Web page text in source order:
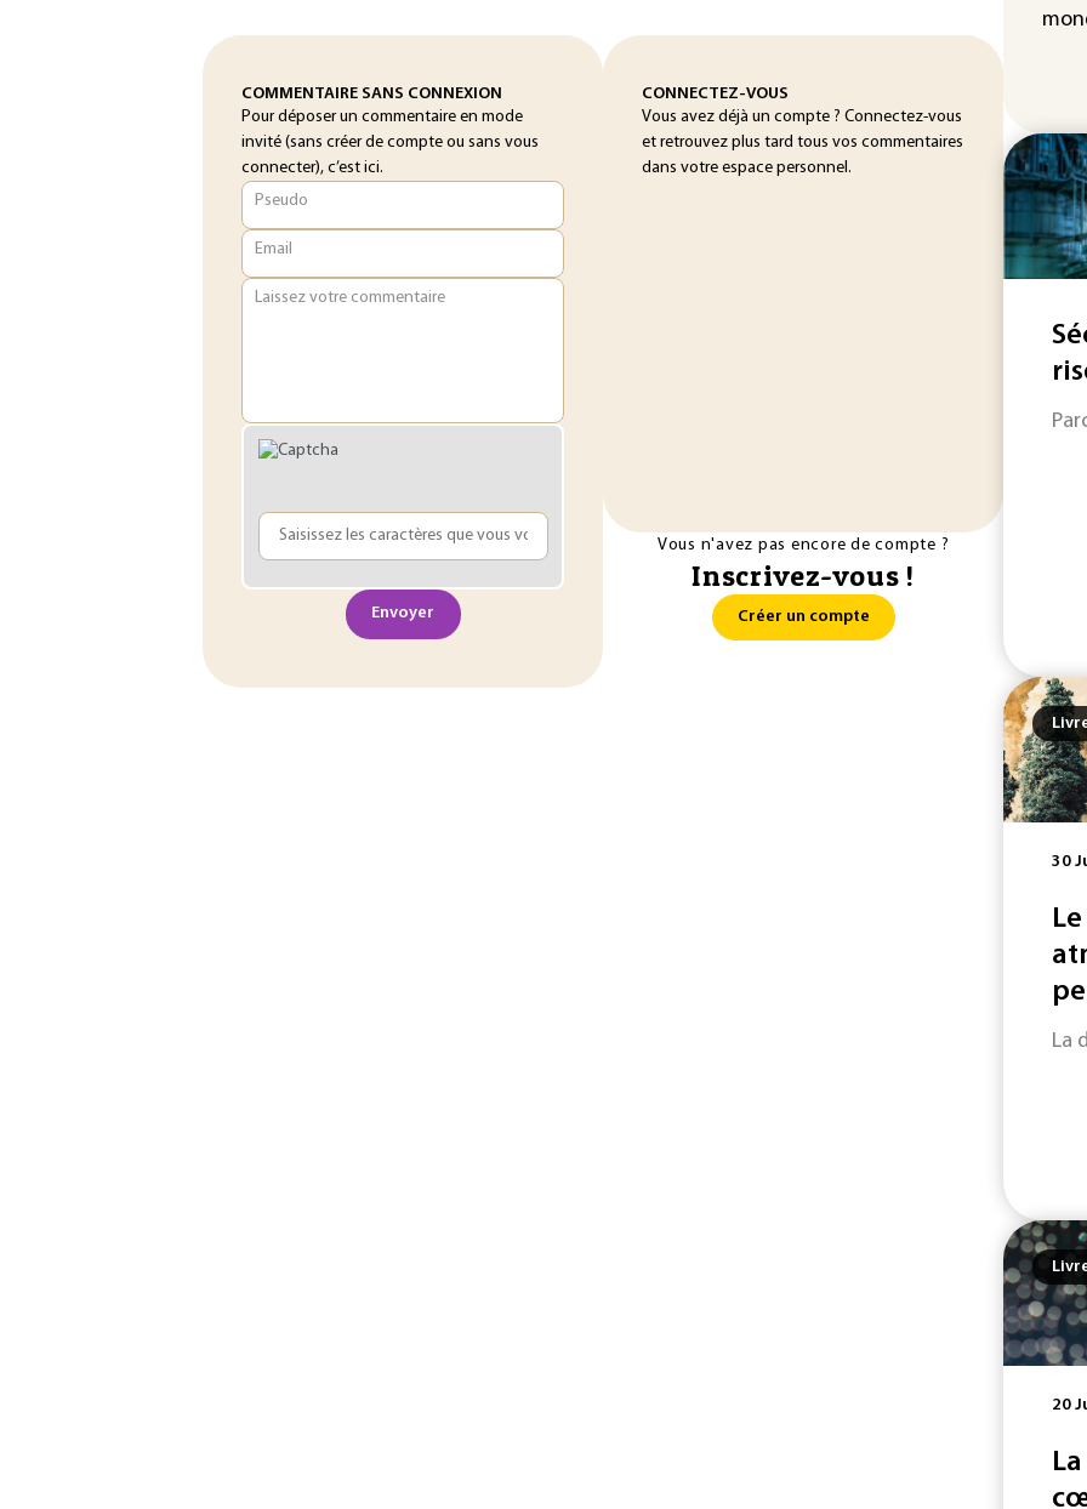
COMMENTAIRE SANS CONNEXION
Pour déposer un commentaire en mode
invité (sans créer de compte ou sans vous
connecter), c’est ici.
Pseudo
Email
Laissez votre commentaire
Envoyer
CONNECTEZ-VOUS
Vous avez déjà un compte ? Connectez-vous
et retrouvez plus tard tous vos commentaires
dans votre espace personnel.
Vous n'avez pas encore de compte ?
Inscrivez-vous !
Créer un compte
30
La
20